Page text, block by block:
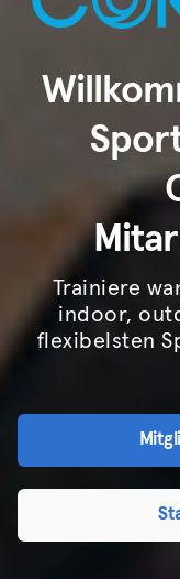
Trainiere
indoor,
flexibelsten